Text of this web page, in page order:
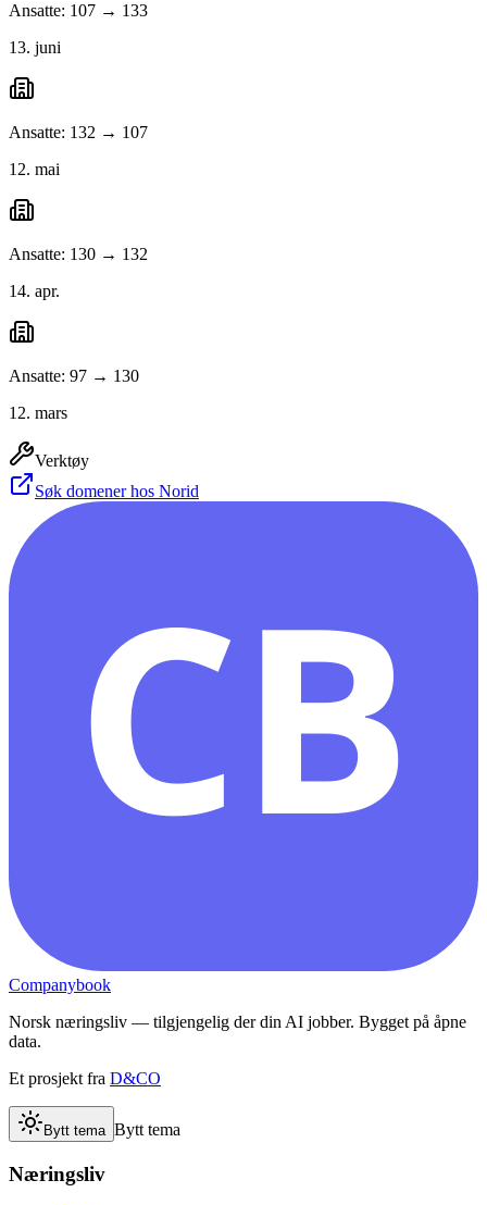
Ansatte: 107 → 133
13. juni
Ansatte: 132 → 107
12. mai
Ansatte: 130 → 132
14. apr.
Ansatte: 97 → 130
12. mars
Verktøy
Søk domener hos Norid
CB
Companybook
Norsk næringsliv — tilgjengelig der din AI jobber. Bygget på åpne
data.
Et prosjekt fra D&CO
Bytt tema Bytt tema
Næringsliv